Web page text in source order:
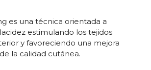
es una técnica orientada a
estimulando los tejidos
y favoreciendo una mejora
la calidad cutánea.